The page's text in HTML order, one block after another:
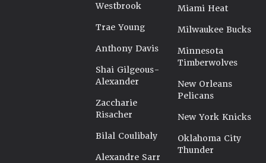
Westbrook
Trae Young
Anthony Davis
Shai Gilgeous-
Alexander
Zaccharie
Risacher
Bilal Coulibaly
Alexandre Sarr
Miami Heat
Milwaukee Bucks
Minnesota
Timberwolves
New Orleans
Pelicans
New York Knicks
Oklahoma City
Thunder